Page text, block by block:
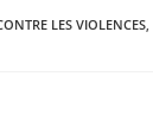
LES VIOLENCES,